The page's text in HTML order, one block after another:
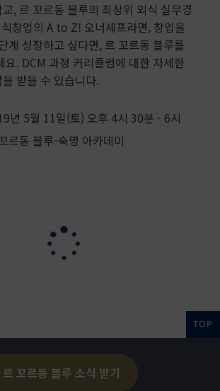
, 르 꼬르동 블루의 최상위 외식 실무경
창업의 A to Z! 오너셰프라면, 창업을
계 성장하고 싶다면, 르 꼬르동 블루를
요. DCM 과정 커리큘럼에 대한 자세한
받을 수 있습니다.
년 5월 11일(토) 오후 4시 30분 - 6시
르동 블루-숙명 아카데미
TOP
르 꼬르동 블루 소식 받기